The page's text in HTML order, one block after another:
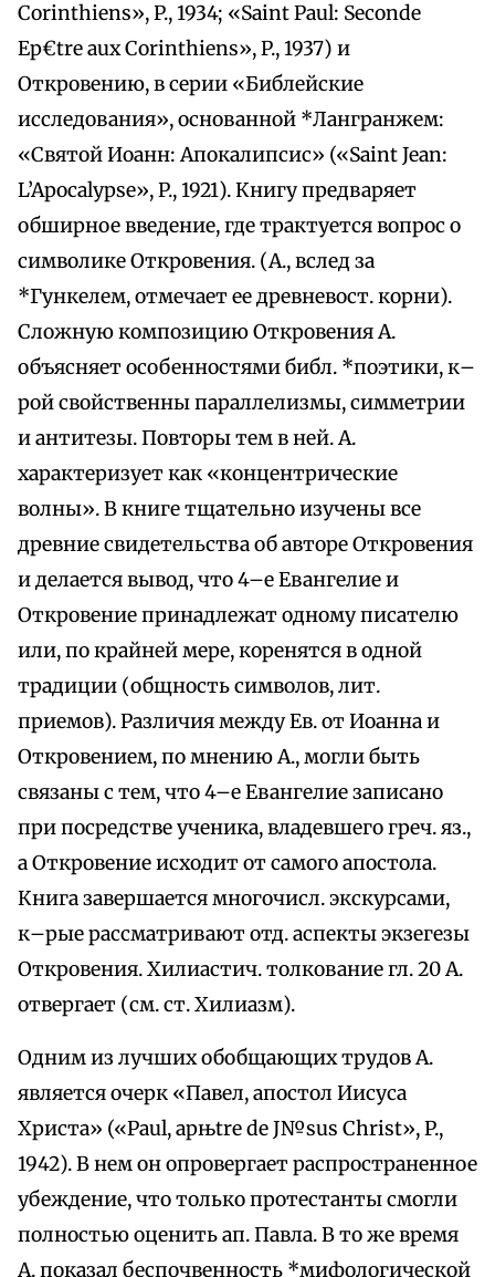
Corinthiens», P., 1934; «Saint Paul: Seconde
Ep€tre aux Corinthiens», P., 1937) и
Откровению, в серии «Библейские
исследования», основанной *Лангранжем:
«Святой Иоанн: Апокалипсис» («Saint Jean:
L’Apocalypse», P., 1921). Книгу предваряет
обширное введение, где трактуется вопрос о
символике Откровения. (А., вслед за
*Гункелем, отмечает ее древневост. корни).
Сложную композицию Откровения А.
объясняет особенностями библ. *поэтики, к–
рой свойственны параллелизмы, симметрии
и антитезы. Повторы тем в ней. А.
характеризует как «концентрические
волны». В книге тщательно изучены все
древние свидетельства об авторе Откровения
и делается вывод, что 4–е Евангелие и
Откровение принадлежат одному писателю
или, по крайней мере, коренятся в одной
традиции (общность символов, лит.
приемов). Различия между Ев. от Иоанна и
Откровением, по мнению А., могли быть
связаны с тем, что 4–е Евангелие записано
при посредстве ученика, владевшего греч. яз.,
а Откровение исходит от самого апостола.
Книга завершается многочисл. экскурсами,
к–рые рассматривают отд. аспекты экзегезы
Откровения. Хилиастич. толкование гл. 20 А.
отвергает (см. ст. Хилиазм).
Одним из лучших обобщающих трудов А.
является очерк «Павел, апостол Иисуса
Христа» («Paul, apњtre de J№sus Christ», P.,
1942). В нем он опровергает распространенное
убеждение, что только протестанты смогли
полностью оценить ап. Павла. В то же время
А. показал беспочвенность *мифологической